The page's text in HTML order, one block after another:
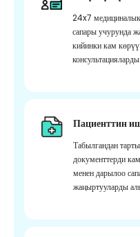
24x7
сапары учурунда
кийинки кам
Пациенттин
Табылгандан
документтерди
менен дарылоо
жаңыртууларды